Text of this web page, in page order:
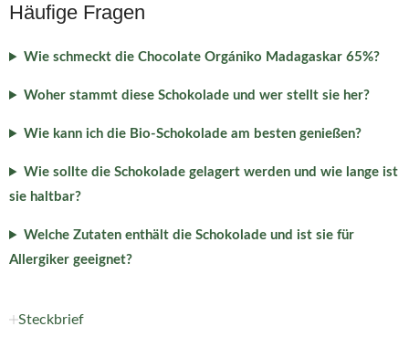
Häufige Fragen
Wie schmeckt die Chocolate Orgániko Madagaskar 65%?
Woher stammt diese Schokolade und wer stellt sie her?
Wie kann ich die Bio-Schokolade am besten genießen?
Wie sollte die Schokolade gelagert werden und wie lange ist
sie haltbar?
Welche Zutaten enthält die Schokolade und ist sie für
Allergiker geeignet?
Steckbrief